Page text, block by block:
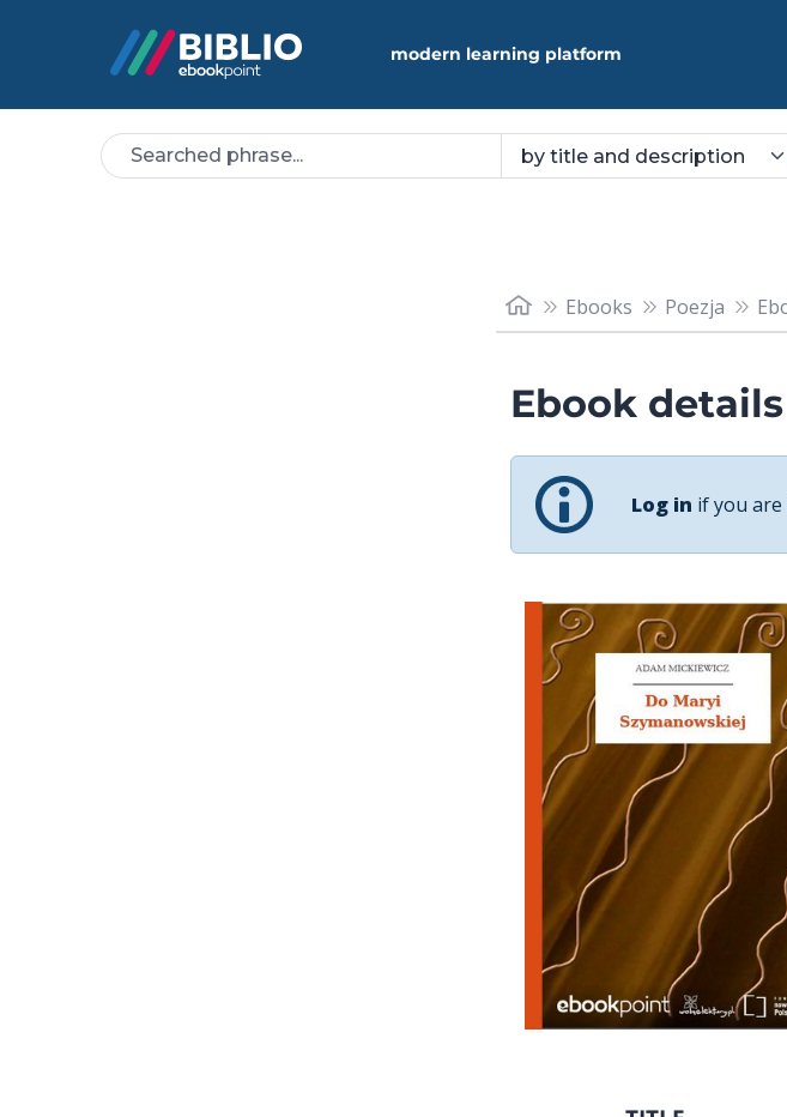
modern learning platform
Ebooks Poezja
Ebook details
Log in if you